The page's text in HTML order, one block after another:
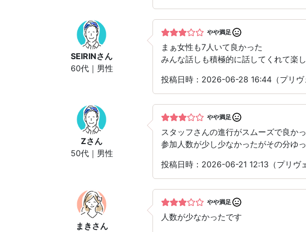
SEIRINさん
60代｜男性
やや満足
まぁ女性も7人いて良かった
みんな話しも積極的に話してくれて楽
投稿日時：2026-06-28 16:44（プリヴ
Zさん
50代｜男性
やや満足
スタッフさんの進行がスムーズで良かっ
参加人数が少し少なかったがその分ゆ
投稿日時：2026-06-21 12:13（プリヴ
まき さん
やや満足
人数が少なかったです